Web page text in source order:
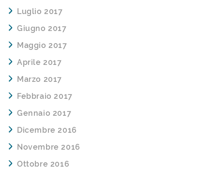
Luglio 2017
Giugno 2017
Maggio 2017
Aprile 2017
Marzo 2017
Febbraio 2017
Gennaio 2017
Dicembre 2016
Novembre 2016
Ottobre 2016